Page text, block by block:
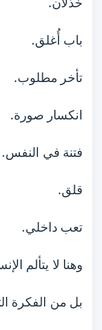
باب أُغلق.
تأخر مطلوب.
انكسار صورة.
فتنة في النفس.
قلق.
تعب داخلي.
وهنا لا يتألم
بل من الفكرة